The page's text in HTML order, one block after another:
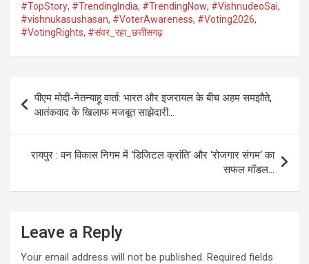
#TopStory, #TrendingIndia, #TrendingNow, #VishnudeoSai,
#vishnukasushasan, #VoterAwareness, #Voting2026,
#VotingRights, #संवर_रहा_छत्तीसगढ़
Post
navigation
पीएम मोदी-नेतन्याहू वार्ता: भारत और इजरायल के बीच अहम समझौते,
आतंकवाद के खिलाफ मजबूत साझेदारी…
रायपुर : वन विकास निगम में ‘डिजिटल क्रांति‘ और ‘रोजगार संगम‘ का
सफल मॉडल…
Leave a Reply
Your email address will not be published. Required fields